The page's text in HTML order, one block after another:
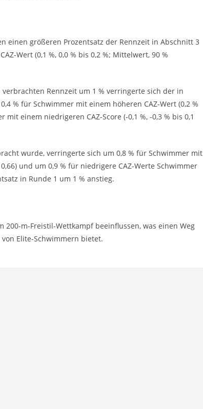
einen größeren Prozentsatz der Rennzeit in Abschnitt 3
Wert (0,1 %, 0,0 % bis 0,2 %; Mittelwert, 90 %
Rennzeit um 1 % verringerte sich der in
% für Schwimmer mit einem höheren CAZ-Wert (0,2 %
mit einem niedrigeren CAZ-Score (-0,1 %, -0,3 % bis 0,1
wurde, verringerte sich um 0,8 % für Schwimmer mit
und um 0,9 % für niedrigere CAZ-Werte Schwimmer
in Runde 1 um 1 % anstieg.
200-m-Freistil-Wettkampf beeinflussen, was einen Weg
Elite-Schwimmern bietet.